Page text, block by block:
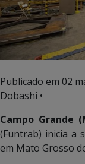
Publicado em 02
Dobashi •
Campo Grande
(Funtrab) inicia a
em Mato Grosso